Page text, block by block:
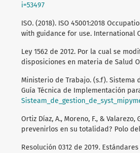
i=53497
ISO. (2018). ISO 45001:2018
with guidance for use. International
Ley 1562 de 2012. Por la cual se
disposiciones en materia de Salud
Ministerio de Trabajo. (s.f). Sistema
Guía Técnica de Implementación
Ortiz Díaz, A., Moreno, F., &
prevenirlos en su totalidad? Polo del
Resolución 0312 de 2019.